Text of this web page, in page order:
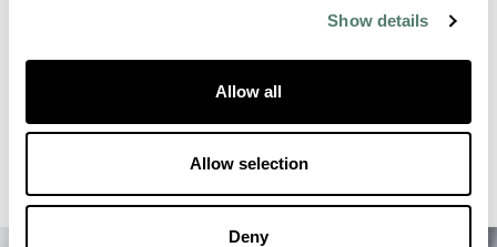
Show details
Allow all
Allow selection
Deny